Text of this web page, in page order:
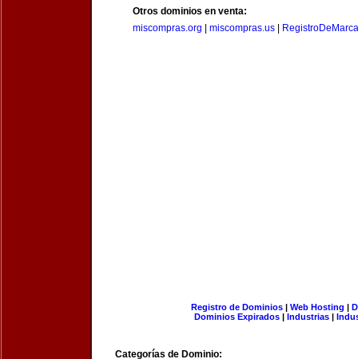
Otros dominios en venta:
miscompras.org
miscompras.us
Registro de Dominios| Web Hosting |
Dominios Expirados | Industrias |
Categorías de Dominio: